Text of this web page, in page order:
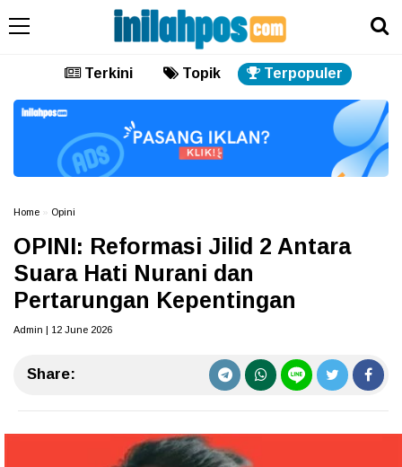
Terkini Topik Terpopuler
Home Opini
OPINI: Reformasi Jilid 2 Antara
Suara Hati Nurani dan
Pertarungan Kepentingan
Admin | 12 June 2026
Share: